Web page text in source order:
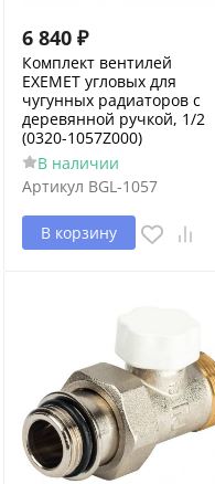
6 840 ₽
Комплект вентилей
EXEMET угловых для
чугунных радиаторов с
деревянной ручкой, 1/2
(0320-1057Z000)
В наличии
Артикул BGL-1057
В корзину